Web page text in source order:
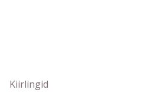
Kiirlingid